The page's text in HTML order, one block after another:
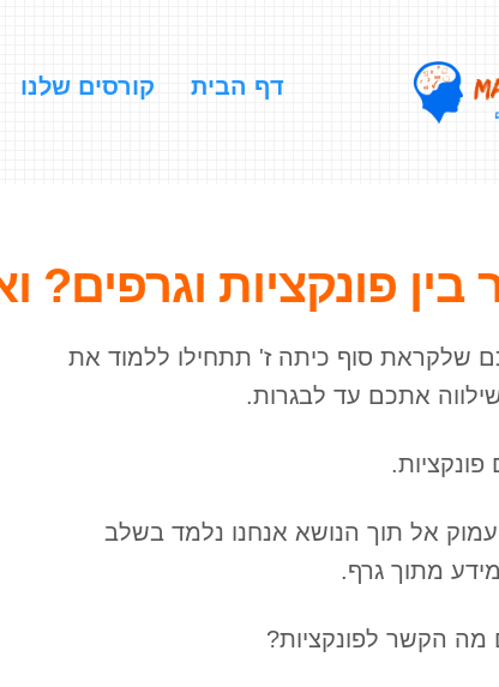
קורסים שלנו דף הבית
פונקציות וגרפים?
שלקראת סוף כיתה ז' תתחילו ללמוד את
אתכם עד לבגרות.
אל תוך הנושא אנחנו נלמד בשלב
מתוך גרף.
הקשר לפונקציות?